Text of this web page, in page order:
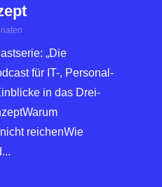
„Die
für IT-, Personal-
in das Drei-
reichenWie